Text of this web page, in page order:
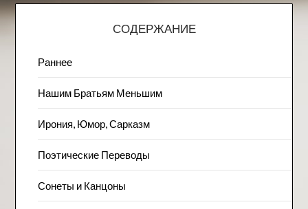
СОДЕРЖАНИЕ
Раннее
Нашим Братьям Меньшим
Ирония, Юмор, Сарказм
Поэтические Переводы
Сонеты и Канцоны